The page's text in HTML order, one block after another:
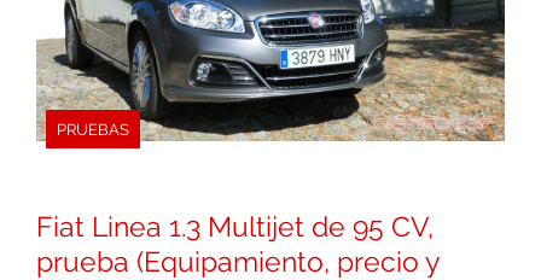
PRUEBAS
Fiat Linea 1.3 Multijet de 95 CV,
prueba (Equipamiento, precio y